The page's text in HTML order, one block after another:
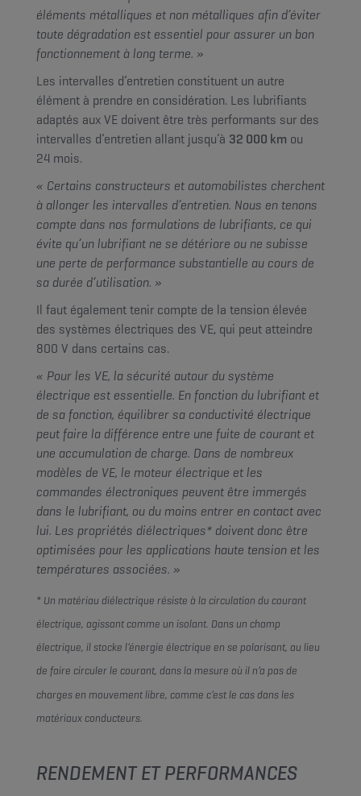
éléments métalliques et non métalliques afin d’éviter
toute dégradation est essentiel pour assurer un bon
fonctionnement à long terme. »
Les intervalles d’entretien constituent un autre
élément à prendre en considération. Les lubrifiants
adaptés aux VE doivent être très performants sur des
intervalles d’entretien allant jusqu’à 32 000 km ou
24 mois.
« Certains constructeurs et automobilistes cherchent
à allonger les intervalles d’entretien. Nous en tenons
compte dans nos formulations de lubrifiants, ce qui
évite qu’un lubrifiant ne se détériore ou ne subisse
une perte de performance substantielle au cours de
sa durée d’utilisation. »
Il faut également tenir compte de la tension élevée
des systèmes électriques des VE, qui peut atteindre
800 V dans certains cas.
« Pour les VE, la sécurité autour du système
électrique est essentielle. En fonction du lubrifiant et
de sa fonction, équilibrer sa conductivité électrique
peut faire la différence entre une fuite de courant et
une accumulation de charge. Dans de nombreux
modèles de VE, le moteur électrique et les
commandes électroniques peuvent être immergés
dans le lubrifiant, ou du moins entrer en contact avec
lui. Les propriétés diélectriques* doivent donc être
optimisées pour les applications haute tension et les
températures associées. »
* Un matériau diélectrique résiste à la circulation du courant
électrique, agissant comme un isolant. Dans un champ
électrique, il stocke l’énergie électrique en se polarisant, au lieu
de faire circuler le courant, dans la mesure où il n’a pas de
charges en mouvement libre, comme c’est le cas dans les
matériaux conducteurs.
RENDEMENT ET PERFORMANCES